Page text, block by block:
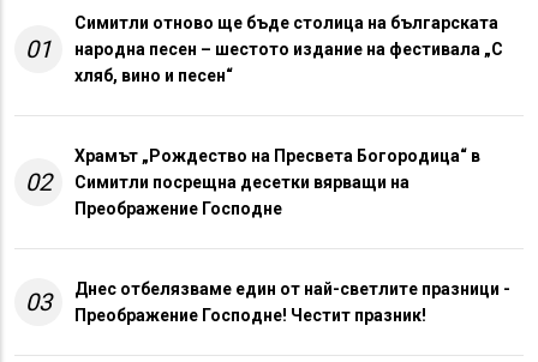
01
Симитли отново ще бъде столица на българската
народна песен – шестото издание на фестивала „С
хляб, вино и песен“
02
Храмът „Рождество на Пресвета Богородица“ в
Симитли посрещна десетки вярващи на
Преображение Господне
03
Днес отбелязваме един от най-светлите празници -
Преображение Господне! Честит празник!